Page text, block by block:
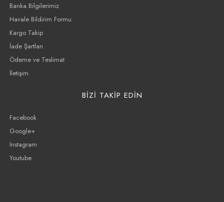
Banka Bilgilerimiz
Havale Bildirim Formu
Kargo Takip
İade Şartları
Ödeme ve Teslimat
İletişim
BİZİ TAKİP EDİN
Facebook
Google+
Instagram
Youtube